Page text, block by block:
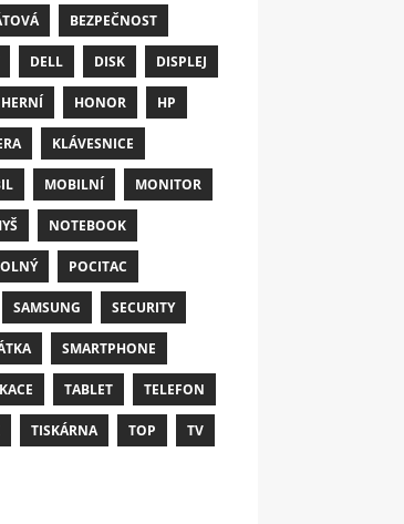
BEZPEČNOST
DELL DISK DISPLEJ
HERNÍ HONOR HP
KLÁVESNICE
MOBILNÍ MONITOR
NOTEBOOK
POCITAC
SAMSUNG SECURITY
SMARTPHONE
TABLET TELEFON
TISKÁRNA TOP TV